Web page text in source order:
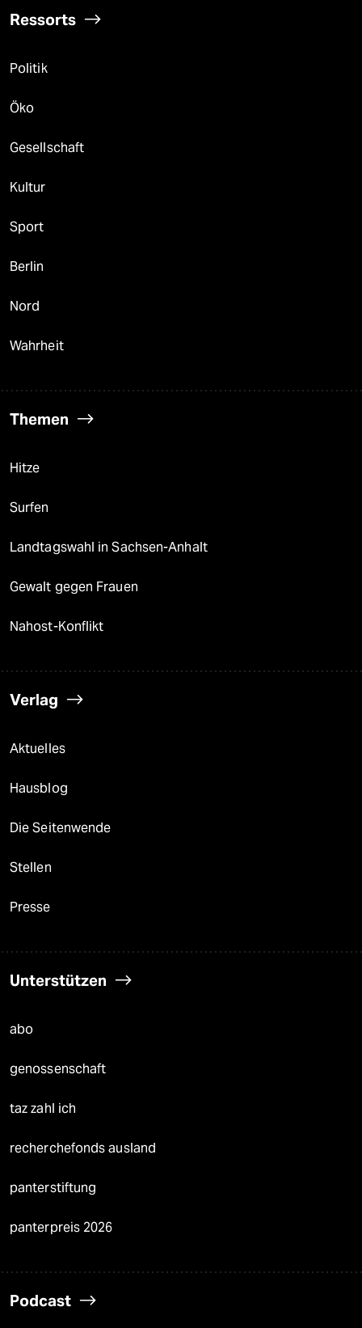
Ressorts
Politik
Öko
Gesellschaft
Kultur
Sport
Berlin
Nord
Wahrheit
Themen
Hitze
Surfen
Landtagswahl in Sachsen-Anhalt
Gewalt gegen Frauen
Nahost-Konflikt
Verlag
Aktuelles
Hausblog
Die Seitenwende
Stellen
Presse
Unterstützen
abo
genossenschaft
taz zahl ich
recherchefonds ausland
panterstiftung
panterpreis 2026
Podcast